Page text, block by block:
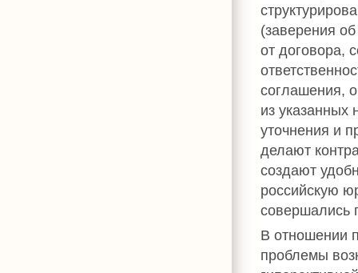
(заверения
от договора,
соглашения,
из указанных
уточнения и
делают
создают
российскую
совершались
В отношении
проблемы